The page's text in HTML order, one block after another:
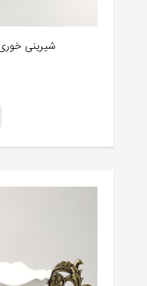
شیرینی خوری